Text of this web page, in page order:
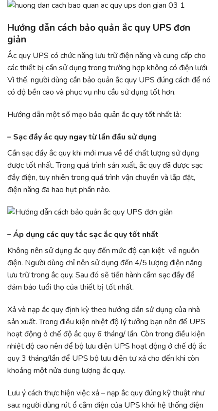
Hướng dẫn cách bảo quản ắc quy UPS đơn
giản
Ắc quy UPS có chức năng lưu trữ điện năng và cung cấp cho
các thiết bị cần sử dụng trong trường hợp không có điện lưới.
Vì thế, người dùng cần bảo quản ắc quy UPS đúng cách để nó
có độ bền cao và phục vụ nhu cầu sử dụng tốt hơn.
Hướng dẫn một số mẹo bảo quản ắc quy tốt nhất là:
– Sạc đầy ắc quy ngay từ lần đầu sử dụng
Cần sạc đầy ắc quy khi mới mua về để chất lượng sử dụng
được tốt nhất. Trong quá trình sản xuất, ắc quy đã được sạc
đầy điện, tuy nhiên trong quá trình vận chuyển và lắp đặt,
điện năng đã hao hụt phần nào.
–Áp dụng các quy tắc sạc ắc quy tốt nhất
Không nên sử dụng ắc quy đến mức độ cạn kiệt về nguồn
điện. Người dùng chỉ nên sử dụng đến 4/5 lượng điện năng
lưu trữ trong ắc quy. Sau đó sẽ tiến hành cắm sạc đầy để
đảm bảo tuổi thọ của thiết bị tốt nhất.
Xả và nạp ắc quy định kỳ theo hướng dẫn sử dụng của nhà
sản xuất. Trong điều kiện nhiệt độ lý tưởng bạn nên để UPS
hoạt động ở chế độ ắc quy 6 tháng/ lần. Còn trong điều kiện
nhiệt độ cao nên để bộ lưu điện UPS hoạt động ở chế độ ắc
quy 3 tháng/lần để UPS bộ lưu điện tự xả cho đến khi còn
khoảng một nửa dung lượng ắc quy.
Lưu ý cách thực hiện việc xả – nạp ắc quy đúng kỹ thuật như
sau: người dùng rút ổ cắm điện của UPS khỏi hệ thống điện